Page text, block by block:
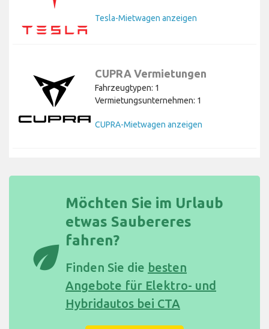
Tesla-Mietwagen anzeigen
CUPRA Vermietungen
Fahrzeugtypen: 1
Vermietungsunternehmen: 1
CUPRA-Mietwagen anzeigen
eco
Möchten Sie im Urlaub
etwas Saubereres
fahren?
Finden Sie die besten
Angebote für Elektro- und
Hybridautos bei CTA